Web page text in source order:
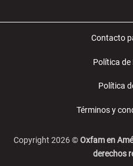
Contacto
Política de
Política
Términos y
Copyright 2026 ©Oxfam en
derechos